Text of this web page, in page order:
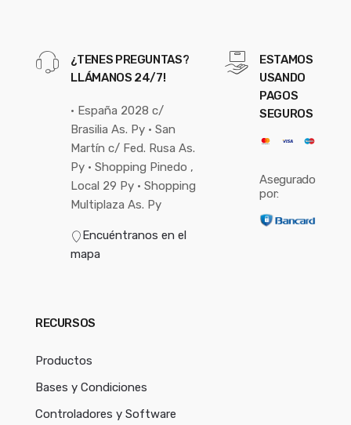
¿TENES PREGUNTAS?
LLÁMANOS 24/7!
• España 2028 c/
Brasilia As. Py • San
Martín c/ Fed. Rusa As.
Py • Shopping Pinedo ,
Local 29 Py • Shopping
Multiplaza As. Py
Encuéntranos en el
mapa
ESTAMOS
USANDO
PAGOS
SEGUROS
Asegurado
por:
RECURSOS
Productos
Bases y Condiciones
Controladores y Software